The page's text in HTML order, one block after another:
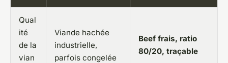
Qual
ité
de la
vian
Viande hachée
industrielle,
parfois congelée
Beef frais, ratio
80/20, traçable